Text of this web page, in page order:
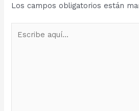
Los campos obligatorios están
aquí...